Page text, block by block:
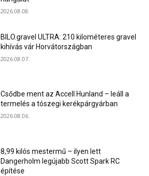
2026.08.08.
BILO.gravel ULTRA: 210 kilométeres gravel
kihívás vár Horvátországban
2026.08.07.
Csődbe ment az Accell Hunland – leáll a
termelés a tószegi kerékpárgyárban
2026.08.06.
8,99 kilós mestermű – ilyen lett
Dangerholm legújabb Scott Spark RC
építése